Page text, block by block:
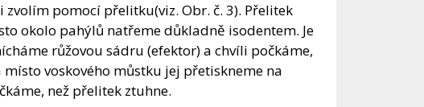
pomocí přelitku(viz. Obr. č. 3). Přelitek
okolo pahýlů natřeme důkladně isodentem. Je
růžovou sádru (efektor) a chvíli počkáme,
voskového můstku jej přetiskneme na
než přelitek ztuhne.